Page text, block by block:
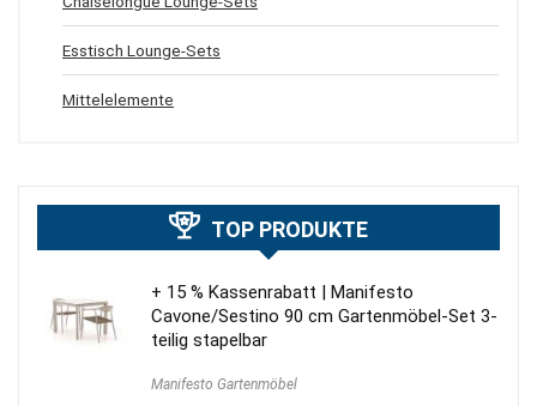
Esstisch Lounge-Sets
Mittelelemente
TOP PRODUKTE
+ 15 % Kassenrabatt | Manifesto
Cavone/Sestino 90 cm Gartenmöbel-Set 3-
teilig stapelbar
Manifesto Gartenmöbel